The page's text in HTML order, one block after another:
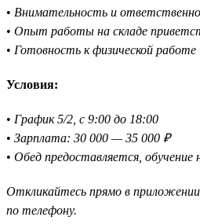
• Внимательность и
• Опыт работы на складе
• Готовность к физической работе
Условия:
• График 5/2, с 9:00 до 18:00
• Зарплата: 30 000 — 35 000 ₽
• Обед предоставляется, обучение
Откликайтесь прямо в
по телефону.